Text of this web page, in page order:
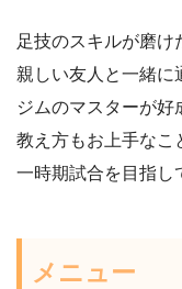
足技のスキルが磨け
親しい友人と一緒に
ジムのマスターが好
教え方もお上手なこ
一時期試合を目指し
メニュー